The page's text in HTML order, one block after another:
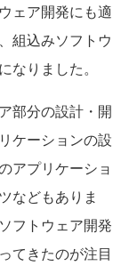
ェア開発にも適
組込みソフトウ
なりました。
部分の設計・開
ケーションの設
アプリケーショ
などもありま
フトウェア開発
てきたのが注目